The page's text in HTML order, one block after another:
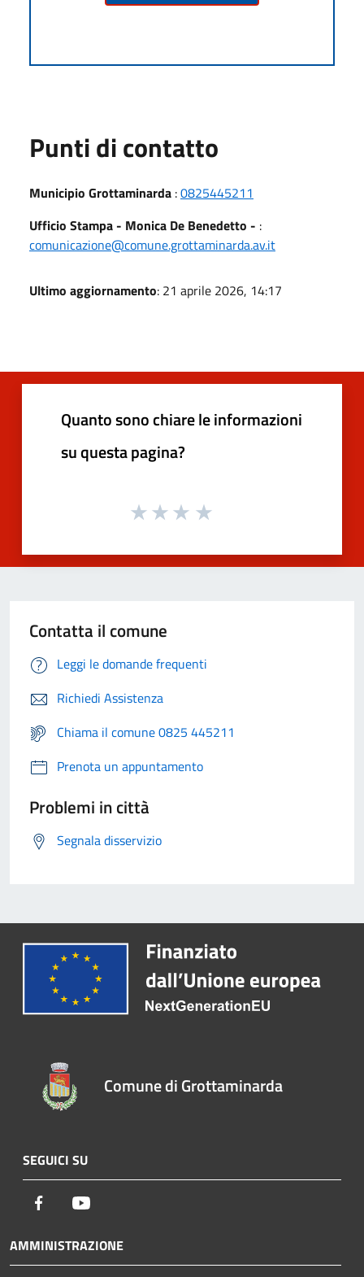
Punti di contatto
Municipio Grottaminarda :0825445211
Ufficio Stampa - Monica De Benedetto - :
comunicazione@comune.grottaminarda.av.it
Ultimo aggiornamento: 21 aprile 2026, 14:17
Quanto sono chiare le informazioni
su questa pagina?
Contatta il comune
Leggi le domande frequenti
Richiedi Assistenza
Chiama il comune 0825 445211
Prenota un appuntamento
Problemi in città
Segnala disservizio
Comune di Grottaminarda
SEGUICI SU
Facebook
AMMINISTRAZIONE